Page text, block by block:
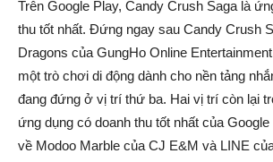
Trên Google Play, Candy Crush Saga là
thu tốt nhất. Đứng ngay sau Candy Crush
Dragons của GungHo Online
một trò chơi di động dành cho nền tảng
đang đứng ở vị trí thứ ba. Hai vị trí còn lại
ứng dụng có doanh thu tốt nhất của
về Modoo Marble của CJ E&M và LINE